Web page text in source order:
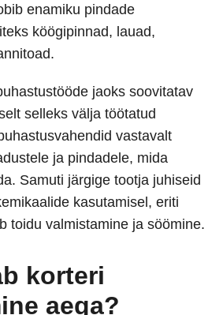
enamiku pindade
köögipinnad, lauad,
jaoks soovitatav
selleks välja töötatud
vastavalt
ja pindadele, mida
Samuti järgige tootja juhiseid
kasutamisel, eriti
toidu valmistamine ja söömine.
korteri
aega?